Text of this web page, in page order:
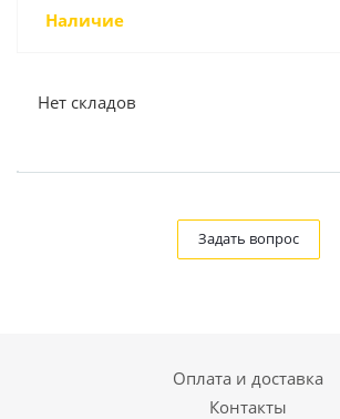
Наличие
Нет складов
Задать вопрос
Оплата и доставка
Контакты